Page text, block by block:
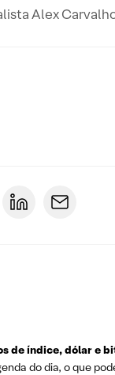
Alex
de índice, dólar e
do dia, o que